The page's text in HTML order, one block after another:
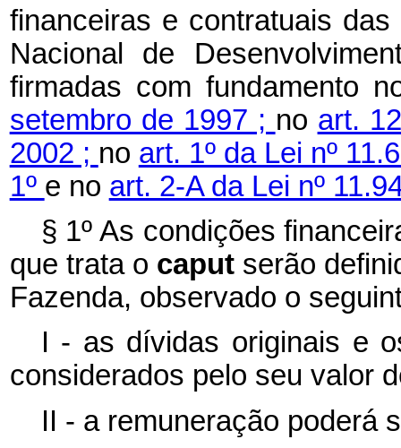
financeiras e contratuais
Nacional de
firmadas com fundamento
setembro de 1997 ; no art.
2002 ; no art. 1º da Lei nº
1º e no art. 2-A da Lei nº
§ 1º As condições
que trata o caput serão
Fazenda, observado o
I - as dívidas originais e
considerados pelo seu valor
II - a remuneração poderá